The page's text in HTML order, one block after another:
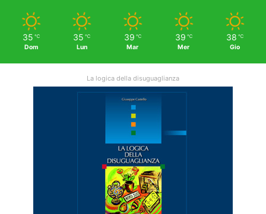
35 ℃
Dom
35 ℃
Lun
39 ℃
Mar
39 ℃
Mer
38 ℃
Gio
La logica della disuguaglianza